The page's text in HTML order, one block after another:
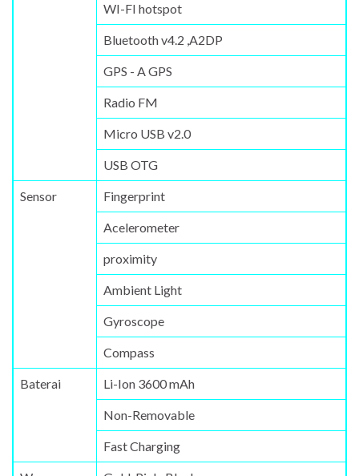
WI-FI hotspot
Bluetooth v4.2 ,A2DP
GPS - A GPS
Radio FM
Micro USB v2.0
USB OTG
Sensor Fingerprint
Acelerometer
proximity
Ambient Light
Gyroscope
Compass
Baterai Li-Ion 3600 mAh
Non-Removable
Fast Charging